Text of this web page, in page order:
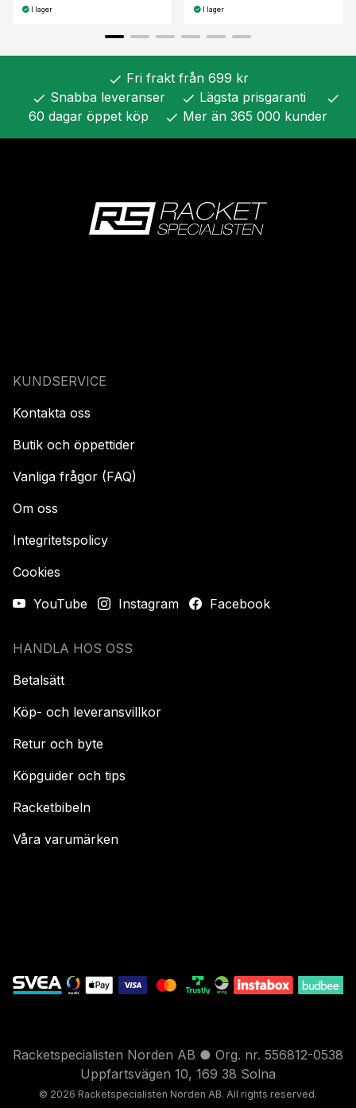
I lager I lager
check Fri frakt från 699 kr
check Snabba leveranser check Lägsta prisgaranti check
60 dagar öppet köp check Mer än 365 000 kunder
KUNDSERVICE
Kontakta oss
Butik och öppettider
Vanliga frågor (FAQ)
Om oss
Integritetspolicy
Cookies
YouTube
Instagram Facebook
HANDLA HOS OSS
Betalsätt
Köp- och leveransvillkor
Retur och byte
Köpguider och tips
Racketbibeln
Våra varumärken
Racketspecialisten Norden AB ● Org. nr. 556812-0538
Uppfartsvägen 10, 169 38 Solna
© 2026 Racketspecialisten Norden AB. All rights reserved.